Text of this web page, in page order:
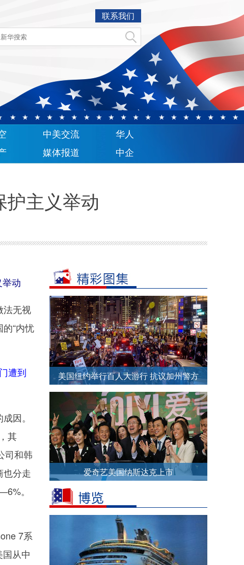
联系我们
中美交流
华人
媒体报道 中企
主义举动
动
无视
“内忧
遭到
因。
其
司和韩
也分走
。
7系
从中
美国纽约举行百人大游行 抗议加州警方
枪杀手无寸铁黑人男子
爱奇艺美国纳斯达克上市